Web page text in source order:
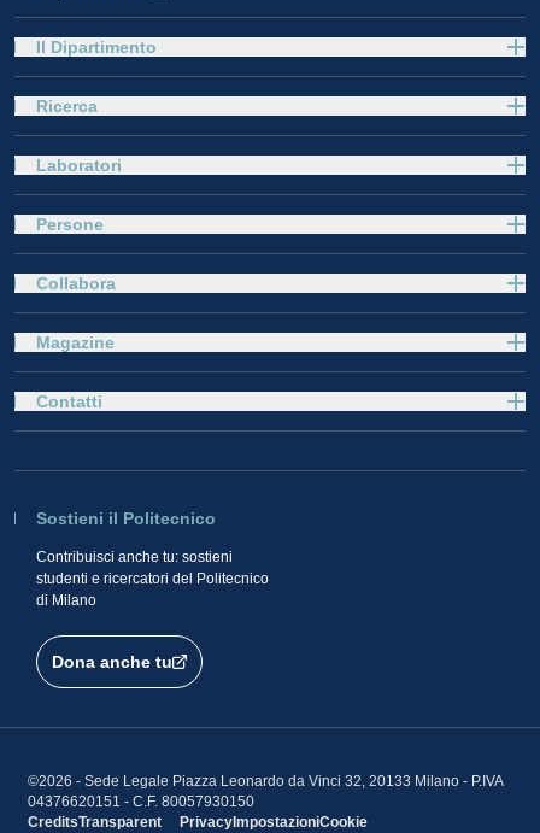
Il Dipartimento
Ricerca
Laboratori
Persone
Collabora
Magazine
Sostieni il Politecnico
Contribuisci anche tu: sostieni
studenti e ricercatori del Politecnico
di Milano
Dona anche tu
Contatti
©2026 - Sede Legale Piazza Leonardo da Vinci 32, 20133 Milano - P.IVA
04376620151 - C.F. 80057930150
CreditsTransparent PrivacyImpostazioniCookie